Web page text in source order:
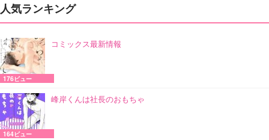
人気ランキング
コミックス最新情報
176ビュー
峰岸くんは社長のおもちゃ
164ビュー